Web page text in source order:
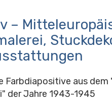
–
Farbdiapositive aus
der Jahre 1943-1945